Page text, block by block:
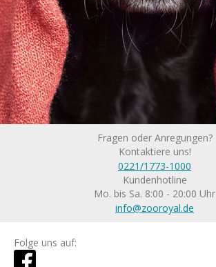
Fragen oder Anregungen?
Kontaktiere uns!
0221/1773-1000
Kundenhotline
Mo. bis Sa. 8:00 - 20:00 Uhr
info@zooroyal.de
Folge uns auf: